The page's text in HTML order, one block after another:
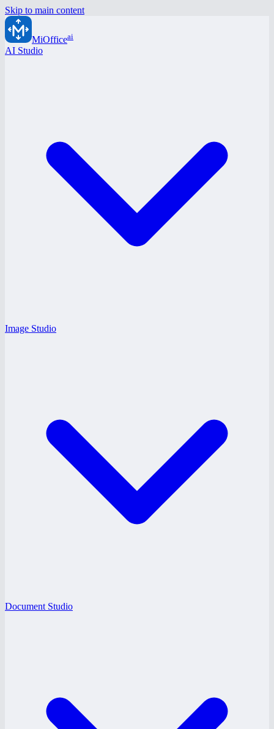
Skip to main content
MiOfficeai
AI Studio
Image Studio
Document Studio